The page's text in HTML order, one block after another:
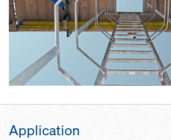
Application